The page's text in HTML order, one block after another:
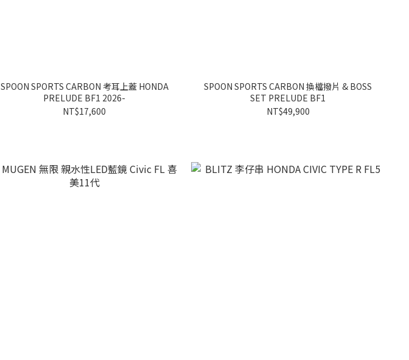
SPOON SPORTS CARBON 考耳上蓋 HONDA
PRELUDE BF1 2026-
NT$17,600
SPOON SPORTS CARBON 換檔撥片 & BOSS
SET PRELUDE BF1
NT$49,900